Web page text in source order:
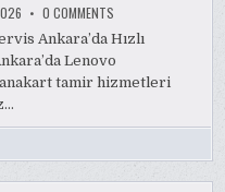
0 COMMENTS
TEKNIK
ANKARADA
HIZLI
ANAKART
Ankara’da Hızlı
Lenovo
anakart tamir hizmetleri